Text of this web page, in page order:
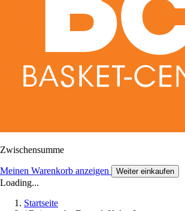
Zwischensumme
Meinen Warenkorb anzeigen Weiter einkaufen
Loading...
Startseite